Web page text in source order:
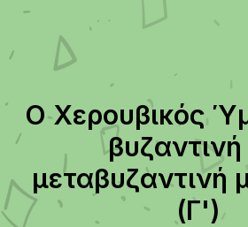
Ο Χερουβικός
βυζαντινή
μεταβυζαντινή
(Γ')